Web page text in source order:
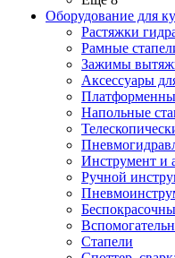
Оборудование для
Растяжки
Рамные
Зажимы
Аксессуары
Напольные
Инструмент и
Ручной
Стапели